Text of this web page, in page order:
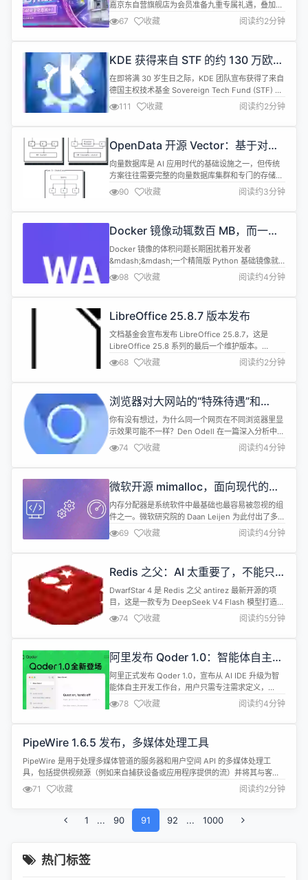
嘉京东自营旗舰店为会员准备九重专属礼遇，叠加
AMD限定周边豪礼，装机好时机不容错过。 想要千
元价位驾驭全线锐龙9000处理器，推荐B850M
AORUS PRO WIFI7电竞雕；高端旗舰一步到位，推
双色可选，支持X3D鸡血模式2.0，一键解...
67 收藏 阅读约2分钟
KDE 获得来自 STF 的约 130 万欧元
投资
在即将满 30 岁生日之际，KDE 团队宣布获得了来自
德国主权技术基金 Sovereign Tech Fund (STF) 的
128.52 万欧元投资。 KDE 是一个国际技术团队，致
力于为桌面和移动设备开发自由开源软件。KDE 的产
品包括适用于 Linux 和 UNIX 平台的现代化桌面系
网和 Web 应用、...
111 收藏 阅读约2分钟
OpenData 开源 Vector：基于对象
存储的轻量级向量搜索新选择
向量数据库是 AI 应用时代的基础设施之一，但传统
方案往往需要完整的向量数据库集群和专门的存储系
统，部署和维护成本都不低。OpenData Vector 的
出现提供了一个不同的思路：基于 SlateDB 构建在
对象存储之上，直接利用对象存储的持久性和可扩展
看，OpenData Vector 是一个无状态的持久化...
90 收藏 阅读约3分钟
Docker 镜像动辄数百 MB，而一个
完整游戏引擎编译成 WASM 后仅
35MB
Docker 镜像的体积问题长期困扰着开发者
&mdash;&mdash;一个精简版 Python 基础镜像就
要 144MB，加上依赖轻松超过 280MB。但
WebAssembly 正在改变这一局面。开发者 Sergey
Bogomolov 最近将一个完整的 3D 游戏引擎导出为
以在任何浏览器中直接运行，...
98 收藏 阅读约4分钟
LibreOffice 25.8.7 版本发布
文档基金会宣布发布 LibreOffice 25.8.7，这是
LibreOffice 25.8 系列的最后一个维护版本。
LibreOffice 25.8 将于 6 月 12 日停止维护，此后该
软件将不再接收安全更新。官方建议 LibreOffice
25.8.x 的用户应升级到 LibreOffice 26.2.x。
68 收藏 阅读约2分钟
浏览器对大网站的“特殊待遇”和
Chrome 霸权背后的技术真相
你有没有想过，为什么同一个网页在不同浏览器里显
示效果可能不一样？Den Odell 在一篇深入分析中揭
示了其中一个重要原因：Safari 和 Firefox 都在代码
中内置了对大网站的特殊处理，而 Chrome 却完全
不需要这些&ldquo;变通方案
个 about:compat 页面，S...
74 收藏 阅读约4分钟
微软开源 mimalloc，面向现代的高
性能、可扩展内存分配器
内存分配器是系统软件中最基础也最容易被忽视的组
件之一。微软研究院的 Daan Leijen 为此付出了多年
心血，mimalloc 正是他给出的答案。这个项目不仅
仅是代码，更是一种关于&quot;什么是好的内存分配
器&quot;的设计哲学的体现。 mimalloc 的核心设计
往是全局的，所有线程竞争同一批内存资源，...
69 收藏 阅读约4分钟
Redis 之父：AI 太重要了，不能只
是一个由别人提供的服务。
DwarfStar 4 是 Redis 之父 antirez 最新开源的项
目，这是一款专为 DeepSeek V4 Flash 模型打造的
本地推理引擎。这个消息在科技圈引发了不小的震
动，他的目标很明确：让本地 AI 推理达到一个新的
高度，让普通开发者也能在自己的机器上体验接近前
DeepSeek V4 Flash 之所以...
74 收藏 阅读约5分钟
阿里发布 Qoder 1.0：智能体自主开
发工作台
阿里正式发布 Qoder 1.0，宣布从 AI IDE 升级为智
能体自主开发工作台，用户只需专注需求定义，
Agent 团队即可&ldquo;自动驾驶&rdquo;，自主完
成执行、验证和交付全流程任务。 目前，
Windows、macOS 和 Linux 系统用户均可下载使
立视窗，集成任务管理、状态追踪、产物...
78 收藏 阅读约4分钟
PipeWire 1.6.5 发布，多媒体处理工具
PipeWire 是用于处理多媒体管道的服务器和用户空间 API 的多媒体处理工
具，包括提供视频源（例如来自捕获设备或应用程序提供的流）并将其与客户
端复用、访问视频源进行消费、生成用于音频和视频处理的图形。 PipeWire
1.6.5 现已发布，这是一个错误修复版本，其 API 和 ABI 与之前的 1.6.x 版本兼
容。更新内容包括： Highlight...
71 收藏 阅读约2分钟
1 ... 90 91 92 ... 1000
热门标签